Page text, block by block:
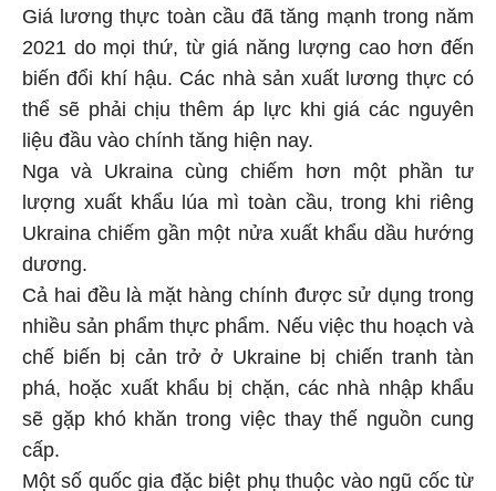
Giá lương thực toàn cầu đã tăng mạnh trong năm
2021 do mọi thứ, từ giá năng lượng cao hơn đến
biến đổi khí hậu. Các nhà sản xuất lương thực có
thể sẽ phải chịu thêm áp lực khi giá các nguyên
liệu đầu vào chính tăng hiện nay.
Nga và Ukraina cùng chiếm hơn một phần tư
lượng xuất khẩu lúa mì toàn cầu, trong khi riêng
Ukraina chiếm gần một nửa xuất khẩu dầu hướng
dương.
Cả hai đều là mặt hàng chính được sử dụng trong
nhiều sản phẩm thực phẩm. Nếu việc thu hoạch và
chế biến bị cản trở ở Ukraine bị chiến tranh tàn
phá, hoặc xuất khẩu bị chặn, các nhà nhập khẩu
sẽ gặp khó khăn trong việc thay thế nguồn cung
cấp.
Một số quốc gia đặc biệt phụ thuộc vào ngũ cốc từ